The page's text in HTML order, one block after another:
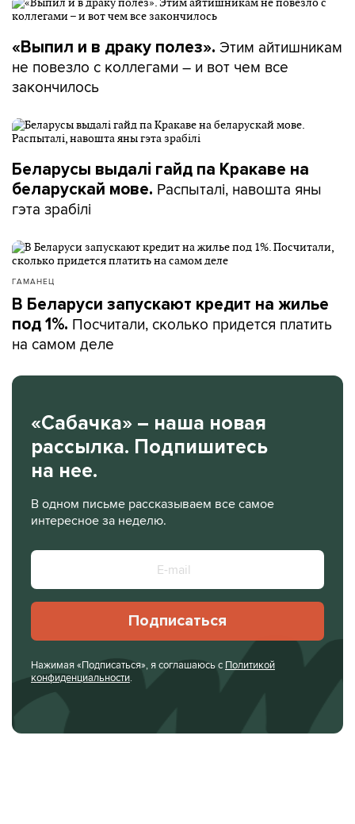
«Выпил и в драку полез». Этим айтишникам
не повезло с коллегами – и вот чем все
закончилось
Беларусы выдалі гайд па Кракаве на
беларускай мове. Распыталі, навошта яны
гэта зрабілі
ГАМАНЕЦ
В Беларуси запускают кредит на жилье
под 1%. Посчитали, сколько придется платить
на самом деле
«Сабачка» – наша новая
рассылка. Подпишитесь
на нее.
В одном письме рассказываем все самое
интересное за неделю.
Подписаться
Нажимая «Подписаться», я соглашаюсь с Политикой
конфиденциальности.